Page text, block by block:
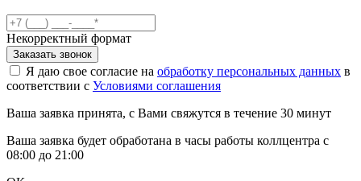
Некорректный формат
Заказать звонок
Я даю свое согласие на обработку персональных данных в
соответствии с Условиями соглашения
Ваша заявка принята, с Вами свяжутся в течение 30 минут
Ваша заявка будет обработана в часы работы коллцентра с
08:00 до 21:00